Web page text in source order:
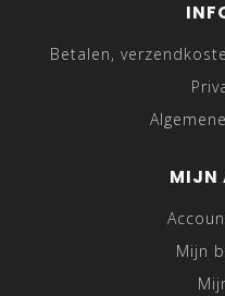
Betalen,
MIJN
Mijn